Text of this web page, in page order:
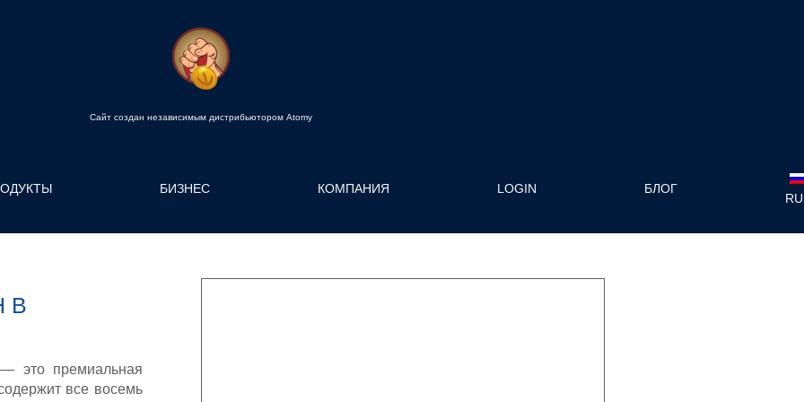
Сайт создан независимым дистрибьютором Atomy
БИЗНЕС КОМПАНИЯ LOGIN БЛОГ
B
это премиальная
все восемь